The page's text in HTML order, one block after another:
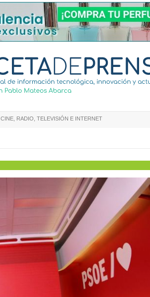
CINE, RADIO, TELEVISIÓN E INTERNET